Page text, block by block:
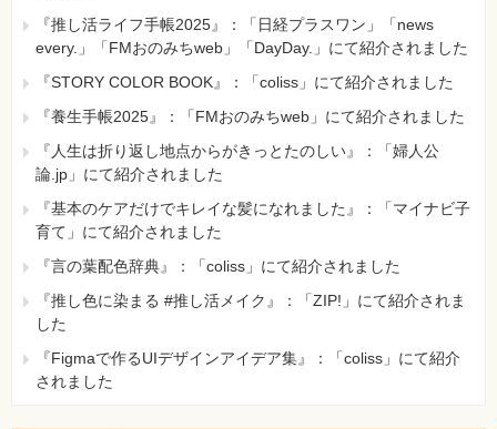
『推し活ライフ手帳2025』：「日経プラスワン」「news
every.」「FMおのみちweb」「DayDay.」にて紹介されました
『STORY COLOR BOOK』：「coliss」にて紹介されました
『養生手帳2025』：「FMおのみちweb」にて紹介されました
『人生は折り返し地点からがきっとたのしい』：「婦人公
論.jp」にて紹介されました
『基本のケアだけでキレイな髪になれました』：「マイナビ子
育て」にて紹介されました
『言の葉配色辞典』：「coliss」にて紹介されました
『推し色に染まる #推し活メイク』：「ZIP!」にて紹介されま
した
『Figmaで作るUIデザインアイデア集』：「coliss」にて紹介
されました